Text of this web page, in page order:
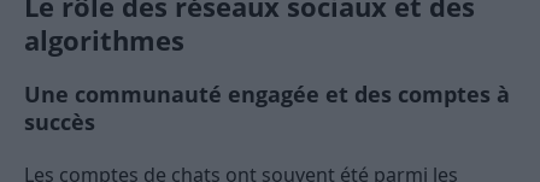
algorithmes
Une communauté engagée et des comptes à
succès
Les comptes de chats ont souvent été parmi les